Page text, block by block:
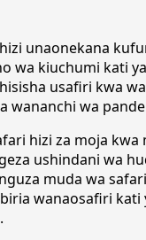
unaonekana
wa kiuchumi kati
usafiri kwa
wananchi wa
hizi za moja kwa
ushindani wa
muda wa
wanaosafiri kati